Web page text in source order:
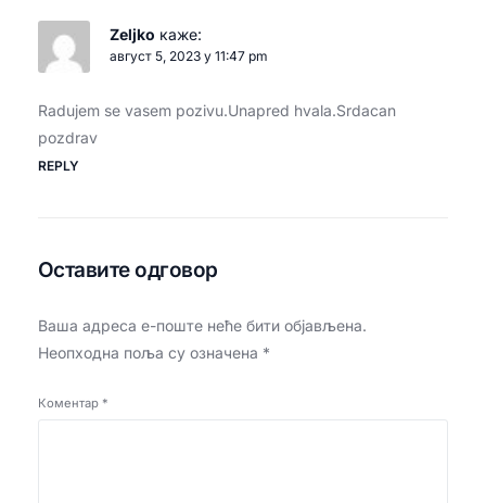
Zeljko каже:
август 5, 2023 у 11:47 pm
Radujem se vasem pozivu.Unapred hvala.Srdacan
pozdrav
REPLY
Оставите одговор
Ваша адреса е-поште неће бити објављена.
Неопходна поља су означена *
Коментар *